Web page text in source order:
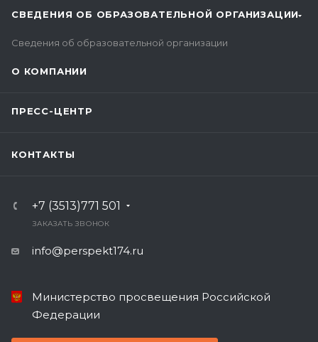
СВЕДЕНИЯ ОБ ОБРАЗОВАТЕЛЬНОЙ ОРГАНИЗАЦИИ
Сведения об образовательной организации
О КОМПАНИИ
ПРЕСС-ЦЕНТР
КОНТАКТЫ
+7 (3513)771 501
ЗАКАЗАТЬ ЗВОНОК
info@perspekt174.ru
Министерство просвещения Российской
Федерации